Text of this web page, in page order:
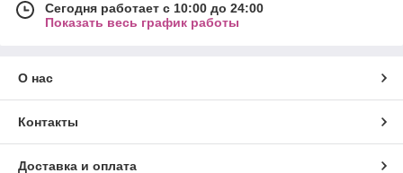
Сегодня работает с 10:00 до 24:00
Показать весь график работы
О нас
Контакты
Доставка и оплата